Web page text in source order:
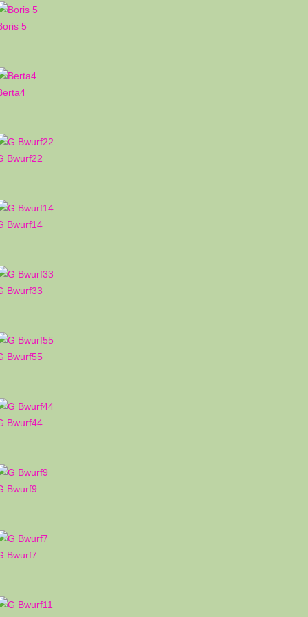
5
Bwurf22
Bwurf14
Bwurf33
Bwurf55
Bwurf44
Bwurf9
Bwurf7